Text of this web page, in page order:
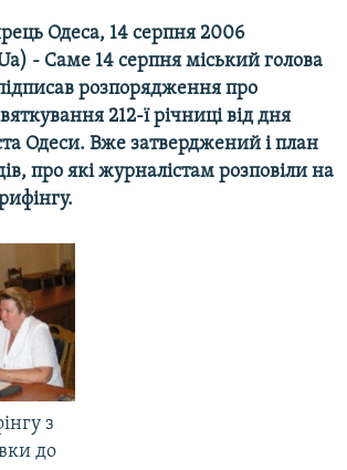
Одеса, 14 серпня 2006
- Саме 14 серпня міський голова
розпорядження про
212-ї річниці від дня
Одеси. Вже затверджений і план
про які журналістам розповіли на
з
до